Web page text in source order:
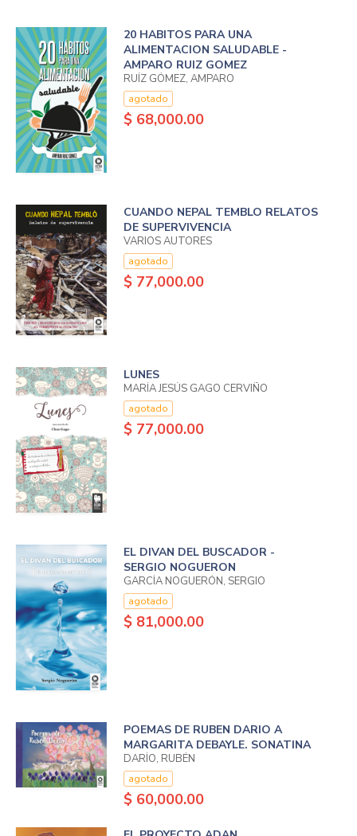
20 HABITOS PARA UNA
ALIMENTACION SALUDABLE -
AMPARO RUIZ GOMEZ
RUÍZ GÓMEZ, AMPARO
agotado
$ 68,000.00
CUANDO NEPAL TEMBLO RELATOS
DE SUPERVIVENCIA
VARIOS AUTORES
agotado
$ 77,000.00
LUNES
MARÍA JESÚS GAGO CERVIÑO
agotado
$ 77,000.00
EL DIVAN DEL BUSCADOR -
SERGIO NOGUERON
GARCÍA NOGUERÓN, SERGIO
agotado
$ 81,000.00
POEMAS DE RUBEN DARIO A
MARGARITA DEBAYLE. SONATINA
DARÍO, RUBÉN
agotado
$ 60,000.00